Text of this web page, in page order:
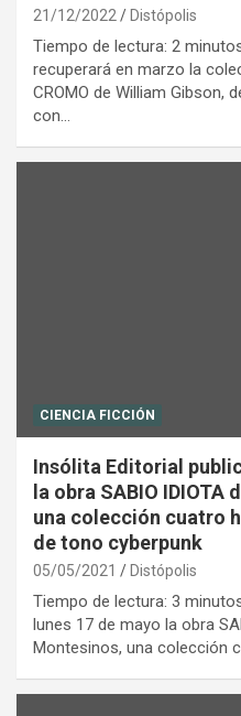
21/12/2022 Distópolis
Tiempo de lectura: 2
recuperará en marzo la
CROMO de William Gibson,
con…
CIENCIA FICCIÓN
Insólita Editorial
la obra SABIO
una colección cuatro
de tono cyberpunk
05/05/2021 Distópolis
Tiempo de lectura: 3
lunes 17 de mayo la obra
Montesinos, una colección